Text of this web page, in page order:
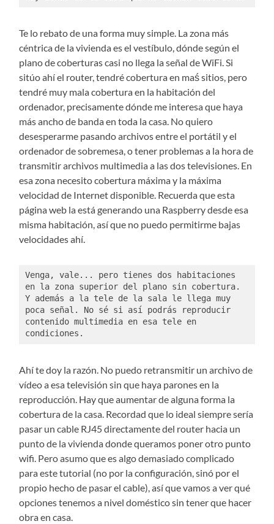
Te lo rebato de una forma muy simple. La zona más
céntrica de la vivienda es el vestíbulo, dónde según el
plano de coberturas casi no llega la señal de WiFi. Si
sitúo ahí el router, tendré cobertura en maś sitios, pero
tendré muy mala cobertura en la habitación del
ordenador, precisamente dónde me interesa que haya
más ancho de banda en toda la casa. No quiero
desesperarme pasando archivos entre el portátil y el
ordenador de sobremesa, o tener problemas a la hora de
transmitir archivos multimedia a las dos televisiones. En
esa zona necesito cobertura máxima y la máxima
velocidad de Internet disponible. Recuerda que esta
página web la está generando una Raspberry desde esa
misma habitación, así que no puedo permitirme bajas
velocidades ahí.
Venga, vale... pero tienes dos habitaciones
en la zona superior del plano sin cobertura.
Y además a la tele de la sala le llega muy
poca señal. No sé si así podrás reproducir
contenido multimedia en esa tele en
condiciones.
Ahí te doy la razón. No puedo retransmitir un archivo de
vídeo a esa televisión sin que haya parones en la
reproducción. Hay que aumentar de alguna forma la
cobertura de la casa. Recordad que lo ideal siempre sería
pasar un cable RJ45 directamente del router hacia un
punto de la vivienda donde queramos poner otro punto
wifi. Pero asumo que es algo demasiado complicado
para este tutorial (no por la configuración, sinó por el
propio hecho de pasar el cable), así que vamos a ver qué
opciones tenemos a nivel doméstico sin tener que hacer
obra en casa.